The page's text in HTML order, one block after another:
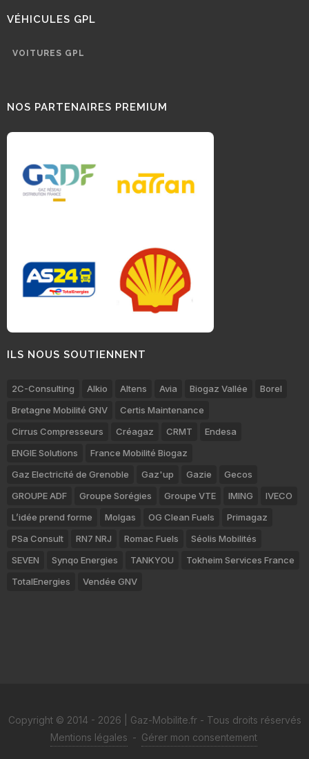
VÉHICULES GPL
VOITURES GPL
NOS PARTENAIRES PREMIUM
ILS NOUS SOUTIENNENT
2C-Consulting Alkio Altens Avia Biogaz Vallée
Borel
Bretagne Mobilité GNV
Certis Maintenance
Cirrus Compresseurs
Créagaz CRMT
Endesa
ENGIE Solutions
France Mobilité Biogaz
Gaz Electricité de Grenoble
Gaz'up Gazie
Gecos
GROUPE ADF
Groupe Sorégies Groupe VTE IMING
IVECO
L’idée prend forme
Molgas OG Clean Fuels
Primagaz
PSa Consult
RN7 NRJ Romac Fuels
Séolis Mobilités
SEVEN
Synqo Energies TANKYOU
Tokheim Services France
TotalEnergies
Vendée GNV
Copyright © 2014 - 2026 | Gaz-Mobilite.fr - Tous droits réservés
Mentions légales - Gérer mon consentement